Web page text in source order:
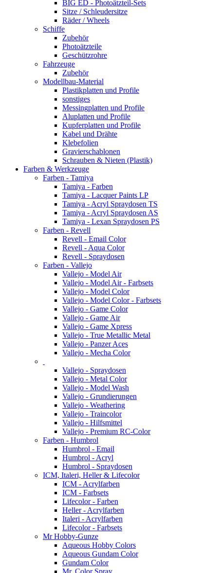
BIG ED - Photoätzteil-Sets
Sitze / Schleudersitze
Räder / Wheels
Schiffe
Zubehör
Photoätzteile
Geschützrohre
Fahrzeuge
Zubehör
Modellbau-Material
Plastikplatten und Profile
sonstiges
Messingplatten und Profile
Aluplatten und Profile
Kupferplatten und Profile
Kabel und Drähte
Klebefolien
Gravierschablonen
Schrauben & Nieten (Plastik)
Farben & Werkzeuge
Farben - Tamiya
Tamiya - Farben
Tamiya - Lacquer Paints LP
Tamiya - Acryl Spraydosen TS
Tamiya - Acryl Spraydosen AS
Tamiya - Lexan Spraydosen PS
Farben - Revell
Revell - Email Color
Revell - Aqua Color
Revell - Spraydosen
Farben - Vallejo
Vallejo - Model Air
Vallejo - Model Air - Farbsets
Vallejo - Model Color
Vallejo - Model Color - Farbsets
Vallejo - Game Color
Vallejo - Game Air
Vallejo - Game Xpress
Vallejo - True Metallic Metal
Vallejo - Panzer Aces
Vallejo - Mecha Color
Vallejo - Spraydosen
Vallejo - Metal Color
Vallejo - Model Wash
Vallejo - Grundierungen
Vallejo - Weathering
Vallejo - Traincolor
Vallejo - Hilfsmittel
Vallejo - Premium RC-Color
Farben - Humbrol
Humbrol - Email
Humbrol - Acryl
Humbrol - Spraydosen
ICM, Italeri, Heller & Lifecolor
ICM - Acrylfarben
ICM - Farbsets
Lifecolor - Farben
Heller - Acrylfarben
Italeri - Acrylfarben
Lifecolor - Farbsets
Mr Hobby-Gunze
Aqueous Hobby Colors
Aqueous Gundam Color
Gundam Color
Mr. Color Spray